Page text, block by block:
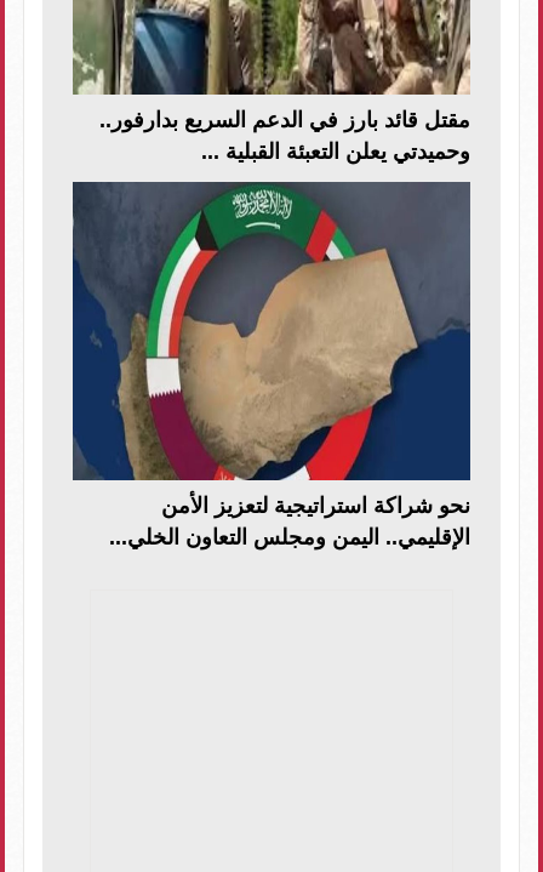
مقتل قائد بارز في الدعم السريع بدارفور..
وحميدتي يعلن التعبئة القبلية ...
نحو شراكة استراتيجية لتعزيز الأمن
الإقليمي.. اليمن ومجلس التعاون الخلي...